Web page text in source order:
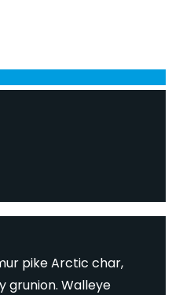
pike Arctic char,
grunion. Walleye